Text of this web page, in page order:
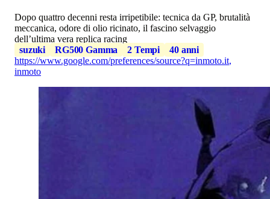
Dopo quattro decenni resta irripetibile: tecnica da GP, brutalità
meccanica, odore di olio ricinato, il fascino selvaggio
dell’ultima vera replica racing
suzuki
RG500 Gamma 2 Tempi
40 anni
https://www.google.com/preferences/source?q=inmoto.it,
inmoto